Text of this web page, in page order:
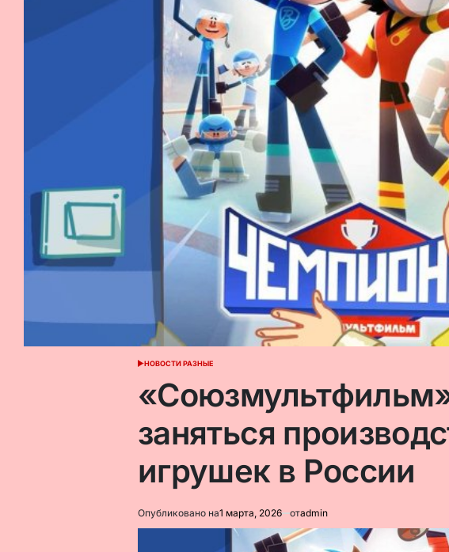
ОПУБЛИКОВАНО
НОВОСТИ РАЗНЫЕ
заняться
игрушек в России
Опубликовано на1 марта, 2026 отadmin